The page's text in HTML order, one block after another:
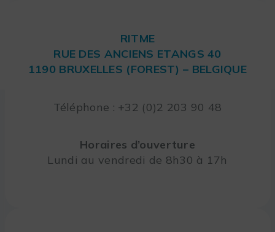
RITME
RUE DES ANCIENS ETANGS 40
1190 BRUXELLES (FOREST) – BELGIQUE
Téléphone : +32 (0)2 203 90 48
Horaires d’ouverture
Lundi au vendredi de 8h30 à 17h